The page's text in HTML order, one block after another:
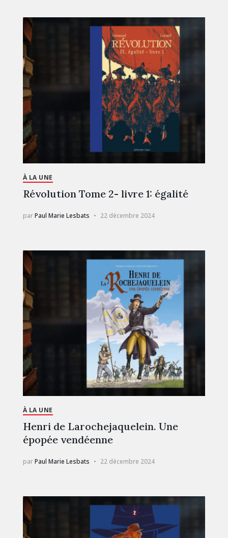
À LA UNE
Révolution Tome 2- livre 1: égalité
parPaul Marie Lesbats 22 décembre 2024
À LA UNE
Henri de Larochejaquelein. Une
épopée vendéenne
parPaul Marie Lesbats 22 décembre 2024